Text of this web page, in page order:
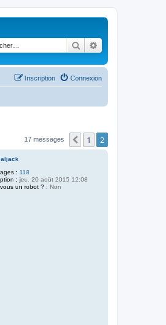
Rechercher
Connexion
Inscription
17 messages Précédent
1 2
: 118
: jeu. 20 août 2015 12:08
un robot ? : Non